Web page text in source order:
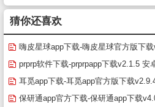
猜你还喜欢
嗨皮星球app下载-嗨皮星球官方版下
prprp软件下载-prprpapp下载v2.1.5 安
耳觅app下载-耳觅app官方版下载
保研通app官方下载-保研通app下载